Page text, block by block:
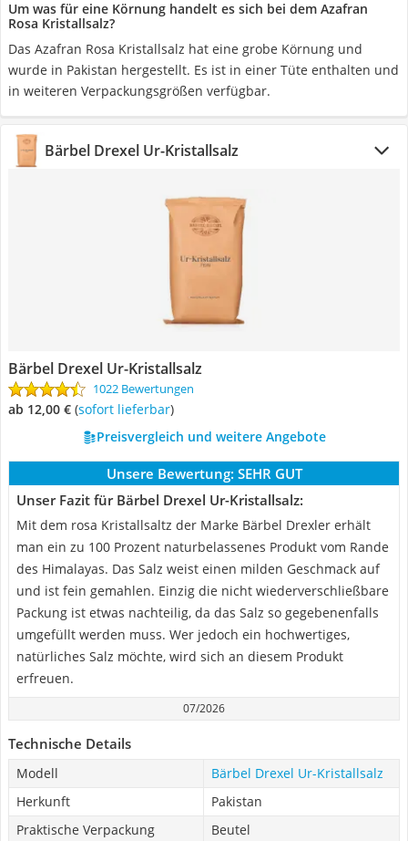
Um was für eine Körnung handelt es sich bei dem Azafran
Rosa Kristallsalz?
Das Azafran Rosa Kristallsalz hat eine grobe Körnung und
wurde in Pakistan hergestellt. Es ist in einer Tüte enthalten und
in weiteren Verpackungsgrößen verfügbar.
Bärbel Drexel Ur-Kristallsalz
Bärbel Drexel Ur-Kristallsalz
1022 Bewertungen
ab 12,00 € ( Sofort lieferbar)
Preisvergleich und weitere Angebote
Unsere Bewertung: SEHR GUT
Unser Fazit für Bärbel Drexel Ur-Kristallsalz:
Mit dem rosa Kristallsaltz der Marke Bärbel Drexler erhält
man ein zu 100 Prozent naturbelassenes Produkt vom Rande
des Himalayas. Das Salz weist einen milden Geschmack auf
und ist fein gemahlen. Einzig die nicht wiederverschließbare
Packung ist etwas nachteilig, da das Salz so gegebenenfalls
umgefüllt werden muss. Wer jedoch ein hochwertiges,
natürliches Salz möchte, wird sich an diesem Produkt
erfreuen.
07/2026
Technische Details
Modell
Bärbel Drexel Ur-Kristallsalz
Herkunft
Pakistan
Praktische Verpackung
Beutel